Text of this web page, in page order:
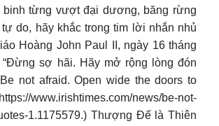
binh từng vượt đại dương, băng rừng
tự do, hãy khắc trong tim lời nhắn nhủ
Hoàng John Paul II, ngày 16 tháng
“Đừng sợ hãi. Hãy mở rộng lòng đón
not afraid. Open wide the doors to
www.irishtimes.com/news/be-not-
1.1175579.) Thượng Đế là Thiên